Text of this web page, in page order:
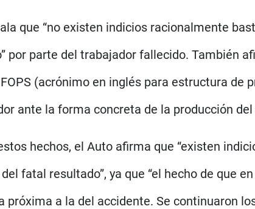
que “no existen indicios racionalmente
por parte del trabajador fallecido. También
(acrónimo en inglés para estructura
ante la forma concreta de la producción del
hechos, el Auto afirma que “existen
fatal resultado”, ya que “el hecho de que
próxima a la del accidente. Se continuaron